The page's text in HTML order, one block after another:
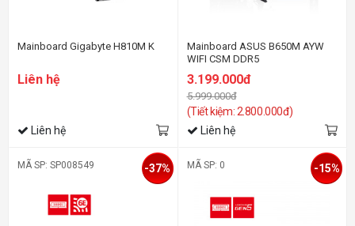
Mainboard Gigabyte H810M K
Liên hệ
Liên hệ
Mainboard ASUS B650M AYW
WIFI CSM DDR5
3.199.000đ
5.999.000đ
(Tiết kiệm: 2.800.000đ)
Liên hệ
MÃ SP: SP008549 -37% MÃ SP: 0 -15%